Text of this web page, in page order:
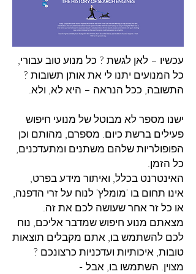
עכשיו – לאן לגשת ? כל מנוע טוב עבורי,
כל המנועים יתנו לי את אותן תשובות ?
התשובה, ככל הנראה – היא לא, ולא.
ישנו מספר לא מבוטל של מנועי חיפוש
פעילים ברשת כיום. מספרם, מהותם וכן
הפופולריות שלהם משתנים ומתעדכנים,
כל הזמן.
האינטרנט בכלל, ואיתור מידע בפרט,
אינו תחום בו 'מומלץ' לנוח על זרי הדפנה,
או כל זר אחר שעושה לכם את זה.
מצאתם מנוע חיפוש שמדבר אליכם, נוח
לכם להשתמש בו, אתם מקבלים תוצאות
טובות, איכותיות ועדכניות כרצונכם ?
מצוין. השתמשו בו, אבל -